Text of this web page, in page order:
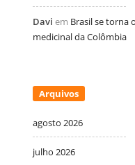
Davi em Brasil se torna
medicinal da Colômbia
Arquivos
agosto 2026
julho 2026